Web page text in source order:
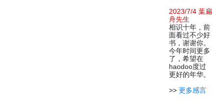
2023/7/4 葉扁
舟先生
相识十年，前
面看过不少好
书，谢谢你。
今年时间更多
了，希望在
haodoo度过
更好的年华。
>> 更多感言